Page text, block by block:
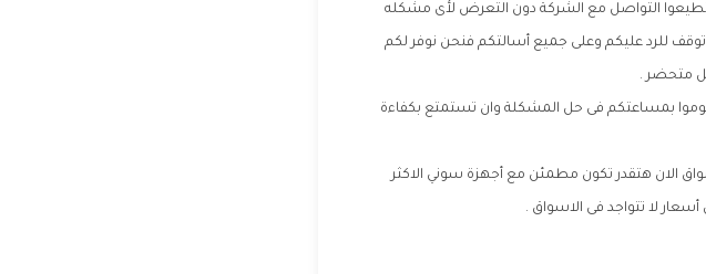
التواصل مع الشركة دون التعرض لأى مشكله
للرد عليكم وعلى جميع أسالتكم فنحن نوفر لكم
متحضر .
بمساعتكم فى حل المشكلة وان تستمتع بكفاءة
الان هتقدر تكون مطمئن مع أجهزة سوني الاكثر
لا تتواجد فى الاسواق .